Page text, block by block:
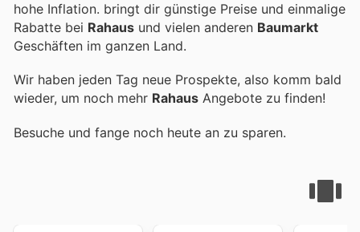
hohe Inflation. bringt dir günstige Preise und einmalige
Rabatte bei Rahaus und vielen anderen Baumarkt
Geschäften im ganzen Land.
Wir haben jeden Tag neue Prospekte, also komm bald
wieder, um noch mehr Rahaus Angebote zu finden!
Besuche und fange noch heute an zu sparen.